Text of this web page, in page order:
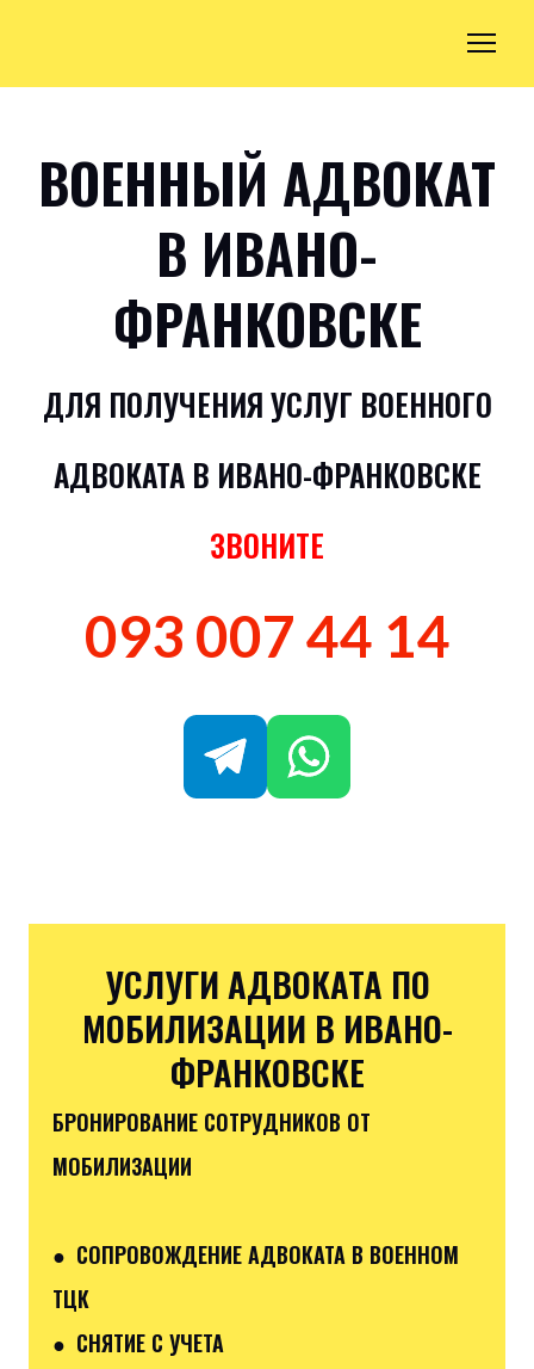
ВОЕННЫЙ АДВОКАТ
В ИВАНО-
ФРАНКОВСКЕ
ДЛЯ ПОЛУЧЕНИЯ УСЛУГ ВОЕННОГО
АДВОКАТА В ИВАНО-ФРАНКОВСКЕ
ЗВОНИТЕ
093 007 44 14
УСЛУГИ АДВОКАТА ПО
МОБИЛИЗАЦИИ В ИВАНО-
ФРАНКОВСКЕ
БРОНИРОВАНИЕ СОТРУДНИКОВ ОТ
МОБИЛИЗАЦИИ
● СОПРОВОЖДЕНИЕ АДВОКАТА В ВОЕННОМ
ТЦК
● СНЯТИЕ С УЧЕТА